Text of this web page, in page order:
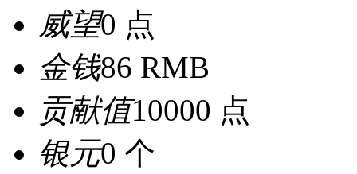
威望0 点
金钱86 RMB
贡献值10000 点
银元0 个